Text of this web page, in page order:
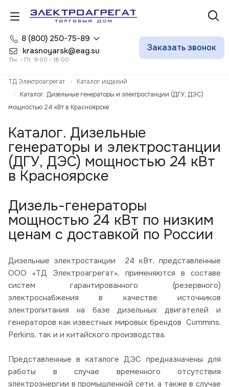
8 (800) 250-75-89
krasnoyarsk@eag.su
Пн. - Пт. 9:00 - 18:00
Заказать звонок
ТД Электроагрегат
Каталог изделий
Каталог. Дизельные генераторы и электростанции (ДГУ, ДЭС)
мощностью 24 кВт в Красноярске
Каталог. Дизельные
генераторы и электростанции
(ДГУ, ДЭС) мощностью 24 кВт
в Красноярске
Дизель-генераторы
мощностью 24 кВт по низким
ценам с доставкой по России
Дизельные электростанции 24 кВт, представленные
ООО «ТД Электроагрегат», применяются в составе
систем гарантированного (резервного)
электроснабжения в качестве источников
электропитания на базе дизельных двигателей и
генераторов как известных мировых брендов Cummins,
Perkins, так и и китайского производства.
Представленные в каталоге ДЭС предназначены для
работы в случае временного отсутствия
электроэнергии в промышленной сети, а также в случае